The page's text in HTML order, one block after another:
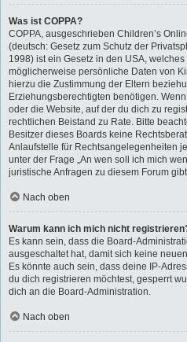
Was ist COPPA?
COPPA, ausgeschrieben Children’s
(deutsch: Gesetz zum Schutz der
1998) ist ein Gesetz in den USA,
möglicherweise persönliche Daten von
hierzu die Zustimmung der Eltern
Erziehungsberechtigten benötigen.
oder die Website, auf der du dich zu
rechtlichen Beistand zu Rate. Bitte
Besitzer dieses Boards keine
Anlaufstelle für Rechtsangelegenheiten
unter der Frage „An wen soll ich mich
juristische Anfragen zu diesem Forum
Nach oben
Warum kann ich mich nicht
Es kann sein, dass die Board-
ausgeschaltet hat, damit sich keine
Es könnte auch sein, dass deine IP-
du dich registrieren möchtest, gesperrt
dich an die Board-Administration.
Nach oben